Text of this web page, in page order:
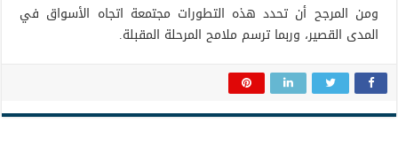
ومن المرجح أن تحدد هذه التطورات مجتمعة اتجاه الأسواق في
المدى القصير، وربما ترسم ملامح المرحلة المقبلة.